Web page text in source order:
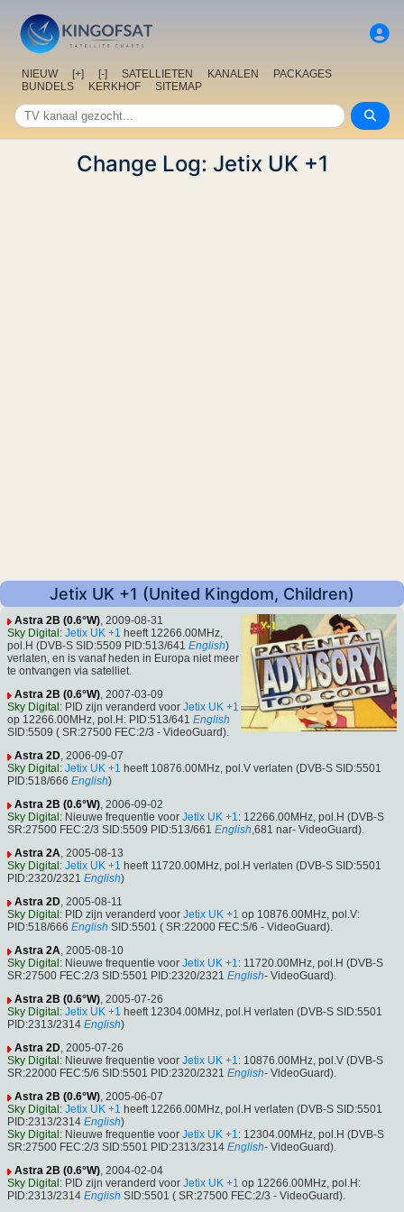
NIEUW [+] [-] SATELLIETEN KANALEN
PACKAGES
BUNDELS
KERKHOF SITEMAP
Change Log: Jetix UK +1
Jetix UK +1 (United Kingdom, Children)
Astra 2B (0.6°W), 2009-08-31
Sky Digital : Jetix UK +1 heeft 12266.00MHz,
pol.H (DVB-S SID:5509 PID:513/641 English)
verlaten, en is vanaf heden in Europa niet meer
te ontvangen via satelliet.
Astra 2B (0.6°W), 2007-03-09
Sky Digital : PID zijn veranderd voor Jetix UK +1
op 12266.00MHz, pol.H: PID:513/641 English
SID:5509 ( SR:27500 FEC:2/3 - VideoGuard).
Astra 2D, 2006-09-07
Sky Digital : Jetix UK +1 heeft 10876.00MHz, pol.V verlaten (DVB-S SID:5501
PID:518/666 English)
Astra 2B (0.6°W), 2006-09-02
Sky Digital : Nieuwe frequentie voor Jetix UK +1: 12266.00MHz, pol.H (DVB-S
SR:27500 FEC:2/3 SID:5509 PID:513/661 English,681 nar- VideoGuard).
Astra 2A, 2005-08-13
Sky Digital : Jetix UK +1 heeft 11720.00MHz, pol.H verlaten (DVB-S SID:5501
PID:2320/2321 English)
Astra 2D, 2005-08-11
Sky Digital : PID zijn veranderd voor Jetix UK +1 op 10876.00MHz, pol.V:
PID:518/666 English SID:5501 ( SR:22000 FEC:5/6 - VideoGuard).
Astra 2A, 2005-08-10
Sky Digital : Nieuwe frequentie voor Jetix UK +1: 11720.00MHz, pol.H (DVB-S
SR:27500 FEC:2/3 SID:5501 PID:2320/2321 English- VideoGuard).
Astra 2B (0.6°W), 2005-07-26
Sky Digital : Jetix UK +1 heeft 12304.00MHz, pol.H verlaten (DVB-S SID:5501
PID:2313/2314 English)
Astra 2D, 2005-07-26
Sky Digital : Nieuwe frequentie voor Jetix UK +1: 10876.00MHz, pol.V (DVB-S
SR:22000 FEC:5/6 SID:5501 PID:2320/2321 English- VideoGuard).
Astra 2B (0.6°W), 2005-06-07
Sky Digital : Jetix UK +1 heeft 12266.00MHz, pol.H verlaten (DVB-S SID:5501
PID:2313/2314 English)
Sky Digital : Nieuwe frequentie voor Jetix UK +1: 12304.00MHz, pol.H (DVB-S
SR:27500 FEC:2/3 SID:5501 PID:2313/2314 English- VideoGuard).
Astra 2B (0.6°W), 2004-02-04
Sky Digital : PID zijn veranderd voor Jetix UK +1 op 12266.00MHz, pol.H:
PID:2313/2314 English SID:5501 ( SR:27500 FEC:2/3 - VideoGuard).